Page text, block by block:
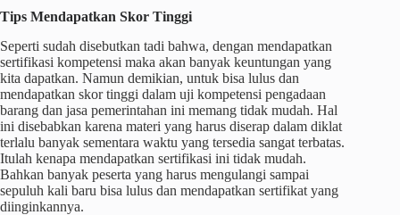
Tips Mendapatkan Skor Tinggi
Seperti sudah disebutkan tadi bahwa, dengan mendapatkan
sertifikasi kompetensi maka akan banyak keuntungan yang
kita dapatkan. Namun demikian, untuk bisa lulus dan
mendapatkan skor tinggi dalam uji kompetensi pengadaan
barang dan jasa pemerintahan ini memang tidak mudah. Hal
ini disebabkan karena materi yang harus diserap dalam diklat
terlalu banyak sementara waktu yang tersedia sangat terbatas.
Itulah kenapa mendapatkan sertifikasi ini tidak mudah.
Bahkan banyak peserta yang harus mengulangi sampai
sepuluh kali baru bisa lulus dan mendapatkan sertifikat yang
diinginkannya.